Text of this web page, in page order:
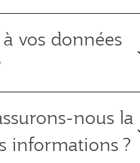
vos données
nous la
informations ?